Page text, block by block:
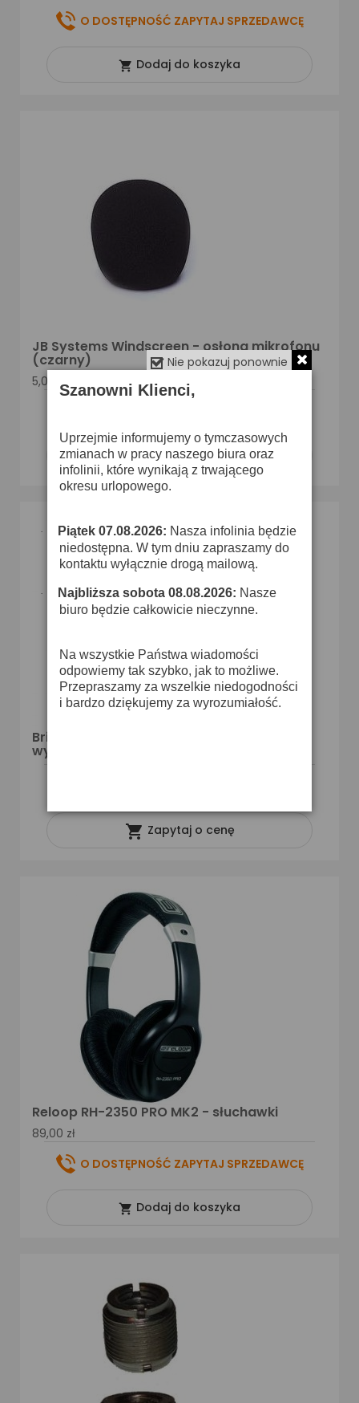
O DOSTĘPNOŚĆ ZAPYTAJ SPRZEDAWCĘ
 Dodaj do koszyka
JB Systems Windscreen - osłona mikrofonu
(czarny)
5,00 zł
 Dodaj do koszyka
Briteq BT-LOWFOG LIQUID 5L - płyn do
wytwornicy dymu ciężkiego
 Zapytaj o cenę
Reloop RH-2350 PRO MK2 - słuchawki
89,00 zł
O DOSTĘPNOŚĆ ZAPYTAJ SPRZEDAWCĘ
 Dodaj do koszyka
Nie pokazuj ponownie
Szanowni Klienci,
Uprzejmie informujemy o tymczasowych
zmianach w pracy naszego biura oraz
infolinii, które wynikają z trwającego
okresu urlopowego.
· Piątek 07.08.2026: Nasza infolinia będzie
niedostępna. W tym dniu zapraszamy do
kontaktu wyłącznie drogą mailową.
· Najbliższa sobota 08.08.2026: Nasze
biuro będzie całkowicie nieczynne.
Na wszystkie Państwa wiadomości
odpowiemy tak szybko, jak to możliwe.
Przepraszamy za wszelkie niedogodności
i bardzo dziękujemy za wyrozumiałość.